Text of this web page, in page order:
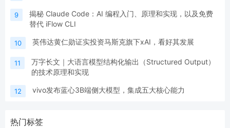
9
揭秘 Claude Code：AI 编程入门、原理和实现，以及免费
替代 iFlow CLI
10 英伟达黄仁勋证实投资马斯克旗下xAI，看好其发展
11
万字长文｜大语言模型结构化输出（Structured Output）
的技术原理和实现
12 vivo发布蓝心3B端侧大模型，集成五大核心能力
热门标签